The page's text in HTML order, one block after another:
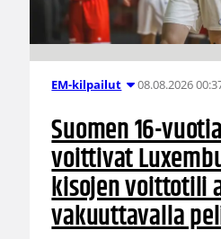
EM-kilpailut 08.08.2026
Suomen 16-
voittivat
kisojen voittotili
vakuuttavalla